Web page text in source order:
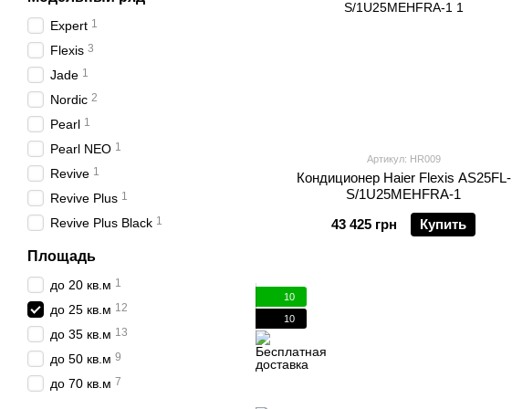
Артикул: HR009
Кондиционер Haier Flexis AS25FL-
S/1U25MEHFRA-1
43 425 грн
Купить
10
10
Expert 1
Flexis 3
Jade 1
Nordic 2
Pearl 1
Pearl NEO 1
Revive 1
Revive Plus 1
Revive Plus Black 1
Площадь
до 20 кв.м 1
до 25 кв.м 12
до 35 кв.м 13
до 50 кв.м 9
до 70 кв.м 7